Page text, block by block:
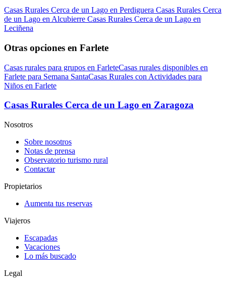
Casas Rurales Cerca de un Lago en Perdiguera Casas Rurales Cerca
de un Lago en Alcubierre Casas Rurales Cerca de un Lago en
Leciñena
Otras opciones en Farlete
Casas rurales para grupos en FarleteCasas rurales disponibles en
Farlete para Semana SantaCasas Rurales con Actividades para
Niños en Farlete
Casas Rurales Cerca de un Lago en Zaragoza
Nosotros
Sobre nosotros
Notas de prensa
Observatorio turismo rural
Contactar
Propietarios
Aumenta tus reservas
Viajeros
Escapadas
Vacaciones
Lo más buscado
Legal